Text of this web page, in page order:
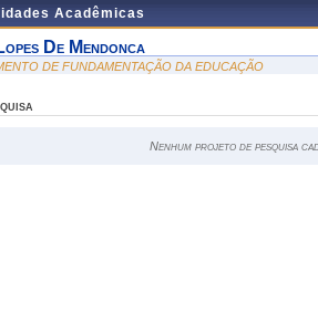
Acadêmicas
De Mendonca
DE FUNDAMENTAÇÃO DA EDUCAÇÃO
Nenhum projeto de pesquisa